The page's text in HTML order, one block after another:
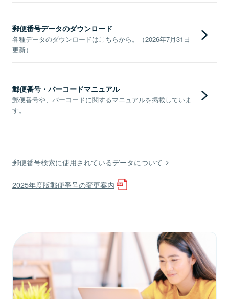
郵便番号データのダウンロード
各種データのダウンロードはこちらから。（2026年7月31日
更新）
郵便番号・バーコードマニュアル
郵便番号や、バーコードに関するマニュアルを掲載していま
す。
郵便番号検索に使用されているデータについて
2025年度版郵便番号の変更案内